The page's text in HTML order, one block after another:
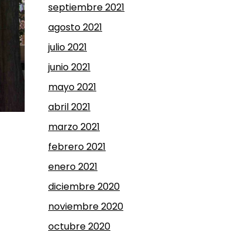
septiembre 2021
agosto 2021
julio 2021
junio 2021
mayo 2021
abril 2021
marzo 2021
febrero 2021
enero 2021
diciembre 2020
noviembre 2020
octubre 2020